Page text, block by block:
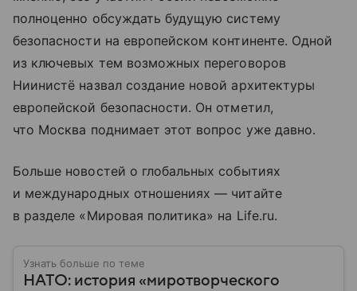
полноценно обсуждать будущую систему
безопасности на европейском континенте. Одной
из ключевых тем возможных переговоров
Ниинистё назвал создание новой архитектуры
европейской безопасности. Он отметил,
что Москва поднимает этот вопрос уже давно.
Больше новостей о глобальных событиях
и международных отношениях — читайте
в разделе «Мировая политика» на Life.ru.
Узнать больше по теме
НАТО: история «миротворческого